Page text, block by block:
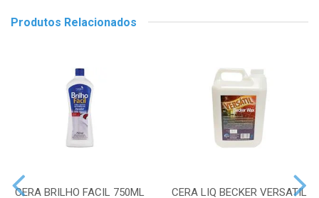
Produtos Relacionados
CERA BRILHO FACIL 750ML
CERA LIQ BECKER VERSATIL